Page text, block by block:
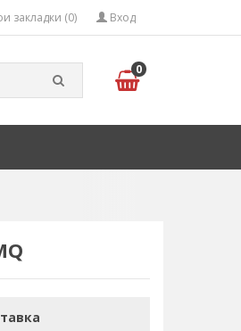
Вход
закладки (0)
0